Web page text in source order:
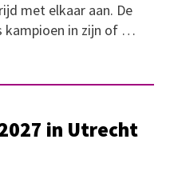
met elkaar aan. De
kampioen in zijn of …
in Utrecht